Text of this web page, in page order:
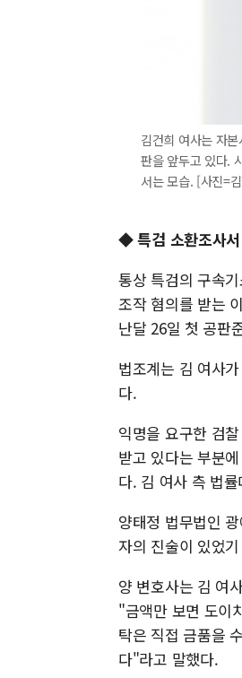
김건희 여사는 자
판을 앞두고 있다.
서는 모습. [사진=
◆ 특검 소환조사
통상 특검의 구속
조작 혐의를 받는
난달 26일 첫 공판
법조계는 김 여사
다.
익명을 요구한 검
받고 있다는 부분
다. 김 여사 측 법
양태정 법무법인
자의 진술이 있었
양 변호사는 김 여
"금액만 보면 도이
탁은 직접 금품을
다"라고 말했다.